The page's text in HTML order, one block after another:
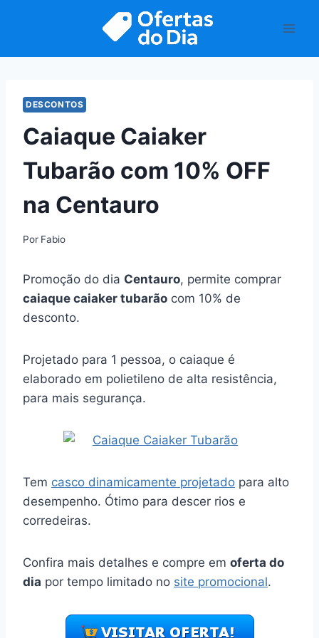
DESCONTOS
Caiaque Caiaker
Tubarão com 10% OFF
na Centauro
Por Fabio
Promoção do dia Centauro, permite comprar
caiaque caiaker tubarão com 10% de
desconto.
Projetado para 1 pessoa, o caiaque é
elaborado em polietileno de alta resistência,
para mais segurança.
Tem casco dinamicamente projetado para alto
desempenho. Ótimo para descer rios e
corredeiras.
Confira mais detalhes e compre em oferta do
dia por tempo limitado no site promocional.